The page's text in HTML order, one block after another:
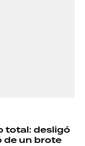
total: desligó
de un brote